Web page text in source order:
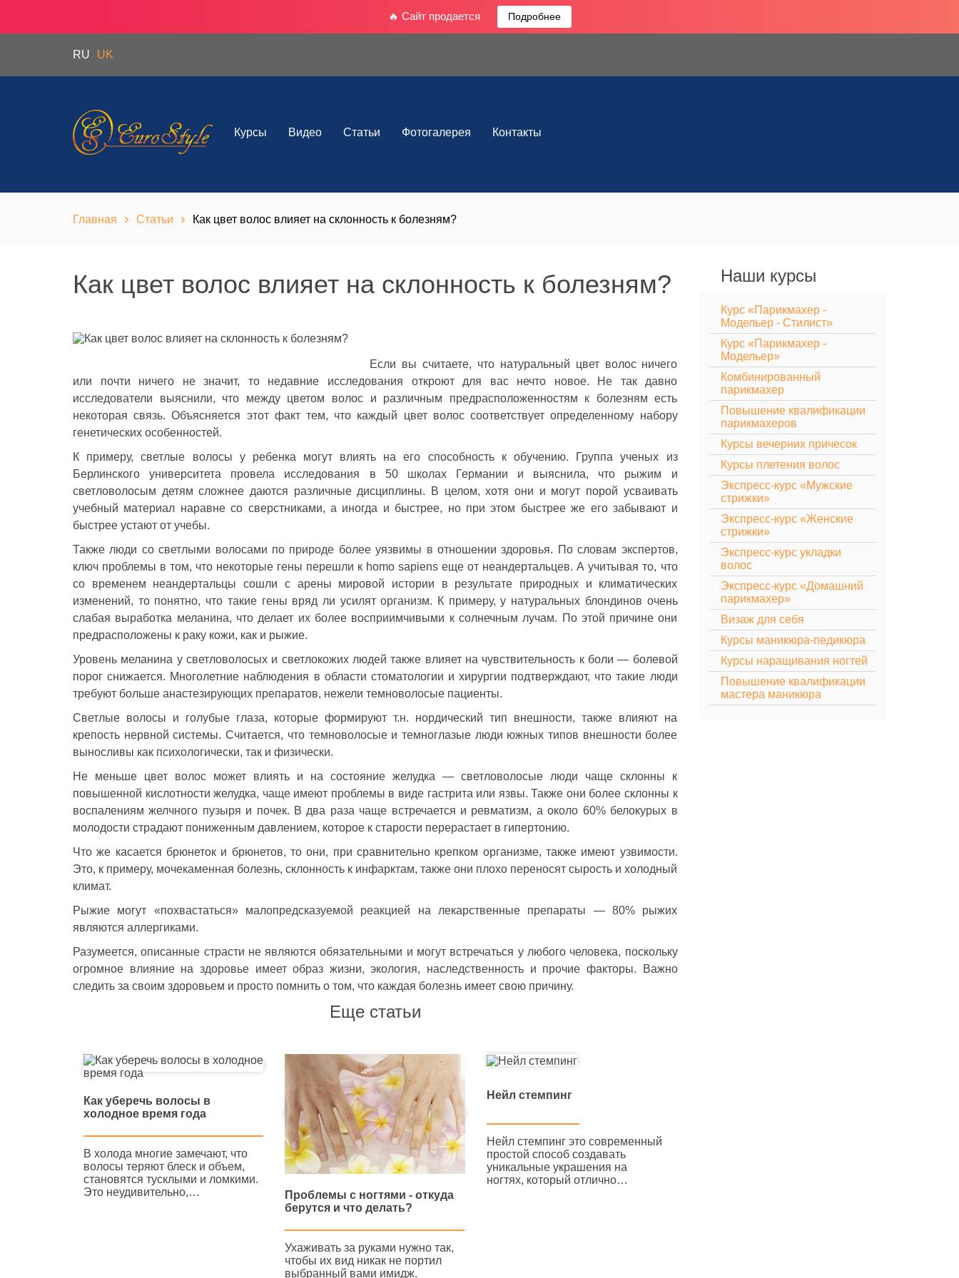
🔥 Сайт продается Подробнее
RU UK
Курсы Видео Статьи Фотогалерея Контакты
Главная › Статьи › Как цвет волос влияет на склонность к болезням?
Как цвет волос влияет на склонность к болезням?
Если вы считаете, что натуральный цвет волос ничего
или почти ничего не значит, то недавние исследования откроют для вас нечто новое. Не так давно
исследователи выяснили, что между цветом волос и различным предрасположенностям к болезням есть
некоторая связь. Объясняется этот факт тем, что каждый цвет волос соответствует определенному набору
генетических особенностей.
К примеру, светлые волосы у ребенка могут влиять на его способность к обучению. Группа ученых из
Берлинского университета провела исследования в 50 школах Германии и выяснила, что рыжим и
светловолосым детям сложнее даются различные дисциплины. В целом, хотя они и могут порой усваивать
учебный материал наравне со сверстниками, а иногда и быстрее, но при этом быстрее же его забывают и
быстрее устают от учебы.
Также люди со светлыми волосами по природе более уязвимы в отношении здоровья. По словам экспертов,
ключ проблемы в том, что некоторые гены перешли к homo sapiens еще от неандертальцев. А учитывая то, что
со временем неандертальцы сошли с арены мировой истории в результате природных и климатических
изменений, то понятно, что такие гены вряд ли усилят организм. К примеру, у натуральных блондинов очень
слабая выработка меланина, что делает их более восприимчивыми к солнечным лучам. По этой причине они
предрасположены к раку кожи, как и рыжие.
Уровень меланина у светловолосых и светлокожих людей также влияет на чувствительность к боли — болевой
порог снижается. Многолетние наблюдения в области стоматологии и хирургии подтверждают, что такие люди
требуют больше анастезирующих препаратов, нежели темноволосые пациенты.
Светлые волосы и голубые глаза, которые формируют т.н. нордический тип внешности, также влияют на
крепость нервной системы. Считается, что темноволосые и темноглазые люди южных типов внешности более
выносливы как психологически, так и физически.
Не меньше цвет волос может влиять и на состояние желудка — светловолосые люди чаще склонны к
повышенной кислотности желудка, чаще имеют проблемы в виде гастрита или язвы. Также они более склонны к
воспалениям желчного пузыря и почек. В два раза чаще встречается и ревматизм, а около 60% белокурых в
молодости страдают пониженным давлением, которое к старости перерастает в гипертонию.
Что же касается брюнеток и брюнетов, то они, при сравнительно крепком организме, также имеют узвимости.
Это, к примеру, мочекаменная болезнь, склонность к инфарктам, также они плохо переносят сырость и холодный
климат.
Рыжие могут «похвастаться» малопредсказуемой реакцией на лекарственные препараты — 80% рыжих
являются аллергиками.
Разумеется, описанные страсти не являются обязательными и могут встречаться у любого человека, поскольку
огромное влияние на здоровье имеет образ жизни, экология, наследственность и прочие факторы. Важно
следить за своим здоровьем и просто помнить о том, что каждая болезнь имеет свою причину.
Наши курсы
Курс «Парикмахер -
Модельер - Стилист»
Курс «Парикмахер -
Модельер»
Комбинированный
парикмахер
Повышение квалификации
парикмахеров
Курсы вечерних причесок
Курсы плетения волос
Экспресс-курс «Мужские
стрижки»
Экспресс-курс «Женские
стрижки»
Экспресс-курс укладки
волос
Экспресс-курс «Домашний
парикмахер»
Визаж для себя
Курсы маникюра-педикюра
Курсы наращивания ногтей
Повышение квалификации
мастера маникюра
Еще статьи
Как уберечь волосы в
холодное время года
В холода многие замечают, что
волосы теряют блеск и объем,
становятся тусклыми и ломкими.
Это неудивительно,…
Проблемы с ногтями - откуда
берутся и что делать?
Ухаживать за руками нужно так,
чтобы их вид никак не портил
выбранный вами имидж.
Нейл стемпинг
Нейл стемпинг это современный
простой способ создавать
уникальные украшения на
ногтях, который отлично…